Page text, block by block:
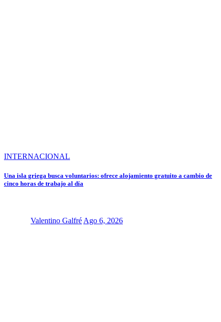
INTERNACIONAL
Una isla griega busca voluntarios: ofrece alojamiento gratuito a cambio de
cinco horas de trabajo al día
Valentino Galfré Ago 6, 2026